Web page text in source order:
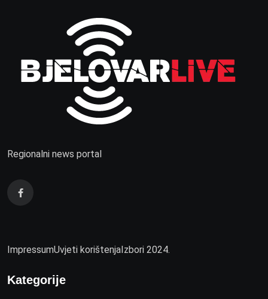
Regionalni news portal
ImpressumUvjeti korištenja Izbori 2024.
Kategorije